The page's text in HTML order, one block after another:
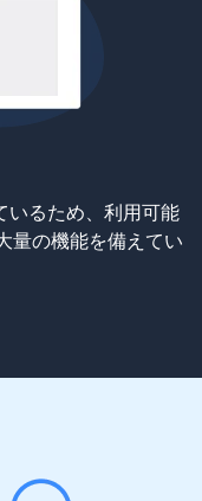
るため、利用可能
量の機能を備えてい